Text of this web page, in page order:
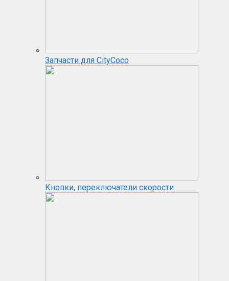
Запчасти для CityCoco
Кнопки, переключатели скорости